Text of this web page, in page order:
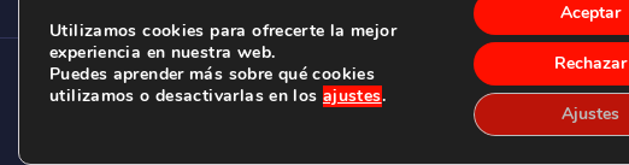
CLUB DE SURF LAS DUNAS ©2026.
C/ BERNARDO ÁLVAREZ GALAN 1, SALINAS (ASTURIAS)
Utilizamos cookies para ofrecerte la mejor
experiencia en nuestra web.
Puedes aprender más sobre qué cookies
utilizamos o desactivarlas en los ajustes.
Aceptar
Rechazar
Ajustes